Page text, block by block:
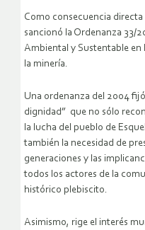
Como consecuencia
sancionó la Ordenanza 33/
Ambiental y Sustentable en
la minería.
Una ordenanza del 2004
dignidad” que no sólo
la lucha del pueblo de
también la necesidad de
generaciones y las
todos los actores de la
histórico plebiscito.
Asimismo, rige el interés